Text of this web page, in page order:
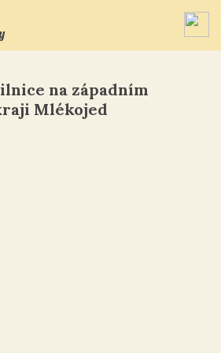
na západním
Mlékojed